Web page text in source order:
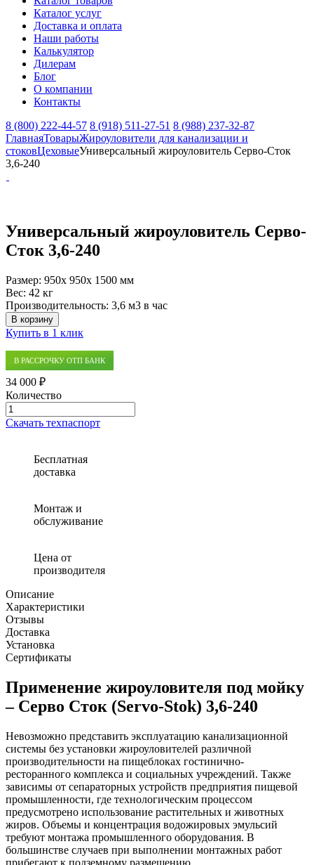
Каталог услуг
Доставка и оплата
Наши работы
Калькулятор
Дилерам
Блог
О компании
Контакты
8 (800) 222-44-57 8 (918) 511-27-51 8 (988) 237-32-87
ГлавнаяТоварыЖироуловители для канализации и
стоковЦеховыеУниверсальный жироуловитель Серво-Сток
3,6-240
Универсальный жироуловитель Серво-
Сток 3,6-240
Размер: 950x 950x 1500 мм
Вес: 42 кг
Производительность: 3,6 м3 в час
В корзину
Купить в 1 клик
В РАССРОЧКУ ОТП БАНК
34 000 ₽
Количество
Количество
товара
Серво-
Скачать техпаспорт
Бесплатная
доставка
Монтаж и
обслуживание
Цена от
производителя
Описание
Характеристики
Отзывы
Доставка
Установка
Сертификаты
Применение жироуловителя под мойку
– Серво Сток (Servo-Stok) 3,6-240
Невозможно представить эксплуатацию канализационной
системы без установки жироуловителей различной
производительности на пищеблоках гостинично-
ресторанного комплекса и социальных учреждений. Также
зависимы от сепараторных устройств предприятия пищевой
промышленности, где технологическим процессом
предусмотрено использование растительных и животных
жиров. Объемы и концентрация водожировых эмульсий
требуют монтажа промышленного оборудования. В
большинстве случаев при выполнении монтажных работ
прибегают к подземному размещению.